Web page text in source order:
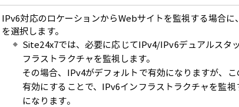
IPv6対応のロケーションからWebサイトを監視する場合に
を選択します。
Site24x7では、必要に応じてIPv4/IPv6デュアルスタ
フラストラクチャを監視します。
その場合、IPv4がデフォルトで有効になりますが、こ
有効にすることで、IPv6インフラストラクチャを監視
になります。